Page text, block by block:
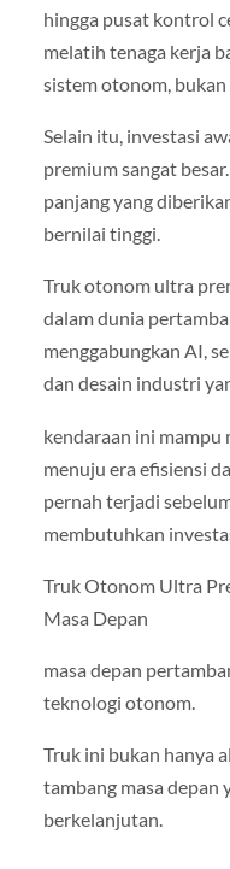
hingga pusat kontrol
melatih tenaga kerja
sistem otonom,
Selain itu, investasi
premium sangat
panjang yang
bernilai tinggi.
Truk otonom ultra
dalam dunia
menggabungkan AI,
dan desain industri
kendaraan ini mampu
menuju era efisiensi
pernah terjadi
membutuhkan
Truk Otonom Ultra
Masa Depan
masa depan
teknologi otonom.
Truk ini bukan hanya
tambang masa depan
berkelanjutan.